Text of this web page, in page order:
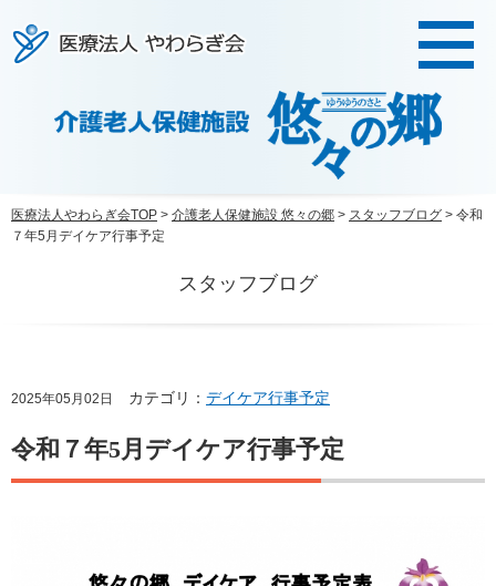
医療法人やわらぎ会TOP > 介護老人保健施設 悠々の郷 > スタッフブログ > 令和
７年5月デイケア行事予定
スタッフブログ
2025年05月02日 カテゴリ： デイケア行事予定
令和７年5月デイケア行事予定